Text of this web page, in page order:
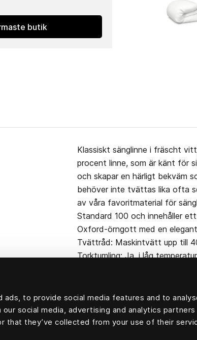
to provide social media features and to
social media, advertising and analytics
that they’ve collected from your use of their
butik
Klassiskt sänglinne i fräscht
procent linne, som är känt för
och skapar en härligt bekväm
behöver inte tvättas lika ofta
av våra favoritmaterial för
Standard 100 och innehåller
Oxford-örngott med en
Tvättråd: Maskintvätt upp till
Torktumling: Ja, i låg
100 procent linne